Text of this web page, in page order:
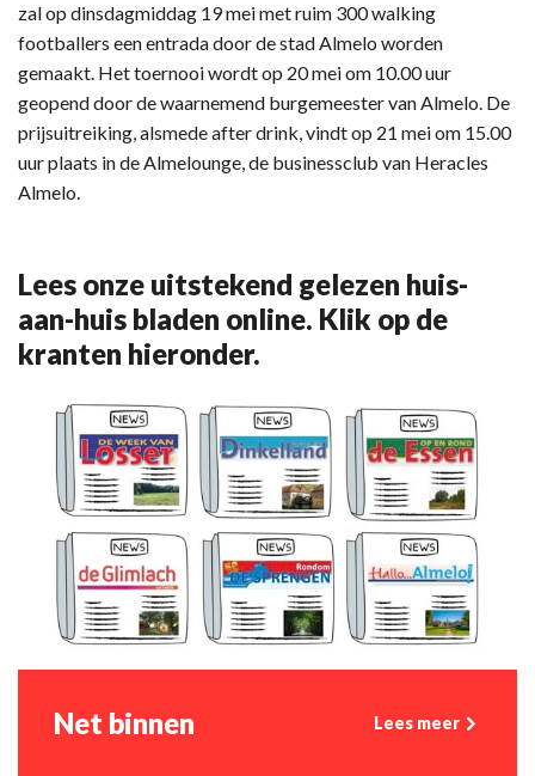
zal op dinsdagmiddag 19 mei met ruim 300 walking
footballers een entrada door de stad Almelo worden
gemaakt. Het toernooi wordt op 20 mei om 10.00 uur
geopend door de waarnemend burgemeester van Almelo. De
prijsuitreiking, alsmede after drink, vindt op 21 mei om 15.00
uur plaats in de Almelounge, de businessclub van Heracles
Almelo.
Lees onze uitstekend gelezen huis-
aan-huis bladen online. Klik op de
kranten hieronder.
Net binnen Lees meer